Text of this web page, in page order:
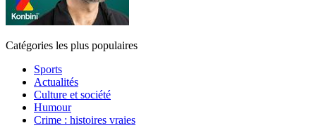
Catégories les plus populaires
Sports
Actualités
Culture et société
Humour
Crime : histoires vraies